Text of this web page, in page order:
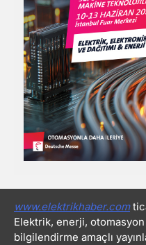
www.elektrikhaber.com
Elektrik, enerji,
bilgilendirme amaçlı